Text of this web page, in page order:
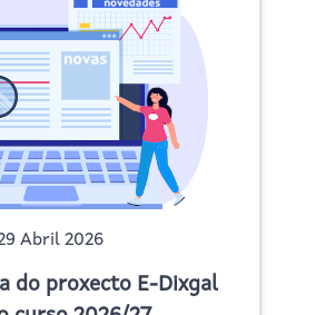
Abril 2026
do proxecto E-Dixgal